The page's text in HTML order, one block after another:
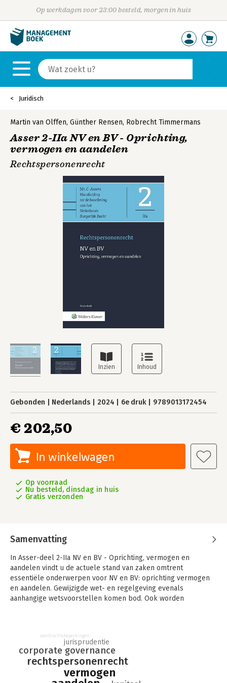
Op werkdagen voor 23:00 besteld, morgen in huis
Juridisch
Martin van Olffen, Günther Rensen, Robrecht Timmermans
Asser 2-IIa NV en BV - Oprichting,
vermogen en aandelen
Rechtspersonenrecht
Gebonden Nederlands 2024 6e druk 9789013172454
€ 202,50
In winkelwagen
Op voorraad
Nu besteld, dinsdag in huis
Gratis verzonden
Samenvatting
In Asser-deel 2-IIa NV en BV - Oprichting, vermogen en
aandelen vindt u de actuele stand van zaken omtrent
essentiële onderwerpen voor NV en BV: oprichting vermogen
en aandelen. Gewijzigde wet- en regelgeving evenals
aanhangige wetsvoorstellen komen bod. Ook worden
De 6e druk van Asser-deel 2-IIa NV en BV – Oprichting,
vermogen en aandelen vormt het eerste deel van de ultieme
reisgids door de rechtsvormen NV en BV, die verder bestaat uit
Asser-deel 2-IIb (Corporate Governance). U vindt in deze
vermogen
rechtspersonenrecht
corporate governance
jurisprudentie
overdrachtsbeperkingen